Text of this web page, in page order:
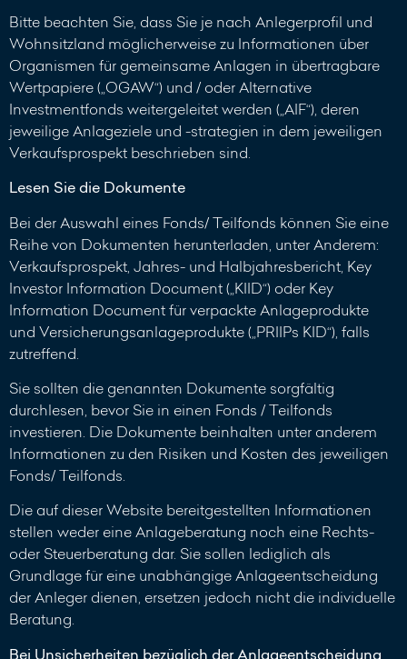
Bitte beachten Sie, dass Sie je nach Anlegerprofil und
Wohnsitzland möglicherweise zu Informationen über
Organismen für gemeinsame Anlagen in übertragbare
Wertpapiere („OGAW“) und / oder Alternative
Investmentfonds weitergeleitet werden („AIF“), deren
jeweilige Anlageziele und -strategien in dem jeweiligen
Verkaufsprospekt beschrieben sind.
Lesen Sie die Dokumente
Bei der Auswahl eines Fonds/ Teilfonds können Sie eine
Reihe von Dokumenten herunterladen, unter Anderem:
Verkaufsprospekt, Jahres- und Halbjahresbericht, Key
Investor Information Document („KIID“) oder Key
Information Document für verpackte Anlageprodukte
und Versicherungsanlageprodukte („PRIIPs KID“), falls
zutreffend.
Sie sollten die genannten Dokumente sorgfältig
durchlesen, bevor Sie in einen Fonds / Teilfonds
investieren. Die Dokumente beinhalten unter anderem
Informationen zu den Risiken und Kosten des jeweiligen
Fonds/ Teilfonds.
Die auf dieser Website bereitgestellten Informationen
stellen weder eine Anlageberatung noch eine Rechts-
oder Steuerberatung dar. Sie sollen lediglich als
Grundlage für eine unabhängige Anlageentscheidung
der Anleger dienen, ersetzen jedoch nicht die individuelle
Beratung.
Bei Unsicherheiten bezüglich der Anlageentscheidung